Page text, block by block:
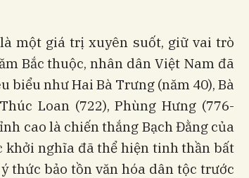
một giá trị xuyên suốt, giữ vai trò
Bắc thuộc, nhân dân Việt Nam đã
biểu như Hai Bà Trưng (năm 40), Bà
Loan (722), Phùng Hưng (776-
cao là chiến thắng Bạch Đằng của
khởi nghĩa đã thể hiện tinh thần bất
thức bảo tồn văn hóa dân tộc trước